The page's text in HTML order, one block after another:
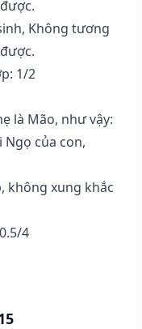
Không tương
1/2
là Mão, như vậy:
Ngọ của con,
không xung khắc
4